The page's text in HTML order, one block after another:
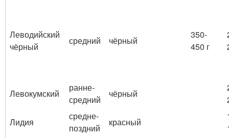
Леводийский
чёрный
средний чёрный
350-
450 г
Левокумский
ранне-
средний
чёрный
Лидия
средне-
поздний
красный